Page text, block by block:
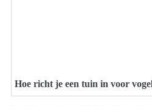
Hoe richt je een tuin in voor